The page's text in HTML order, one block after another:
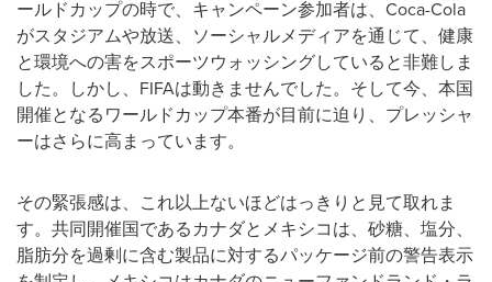
ールドカップの時で、キャンペーン参加者は、Coca-Cola
がスタジアムや放送、ソーシャルメディアを通じて、健康
と環境への害をスポーツウォッシングしていると非難しま
した。しかし、FIFAは動きませんでした。そして今、本国
開催となるワールドカップ本番が目前に迫り、プレッシャ
ーはさらに高まっています。
その緊張感は、これ以上ないほどはっきりと見て取れま
す。共同開催国であるカナダとメキシコは、砂糖、塩分、
脂肪分を過剰に含む製品に対するパッケージ前の警告表示